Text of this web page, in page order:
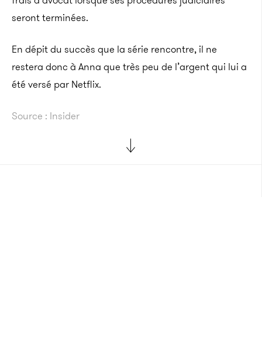
seront terminées.
En dépit du succès que la série rencontre, il ne
restera donc à Anna que très peu de l’argent qui lui a
été versé par Netflix.
Source : Insider